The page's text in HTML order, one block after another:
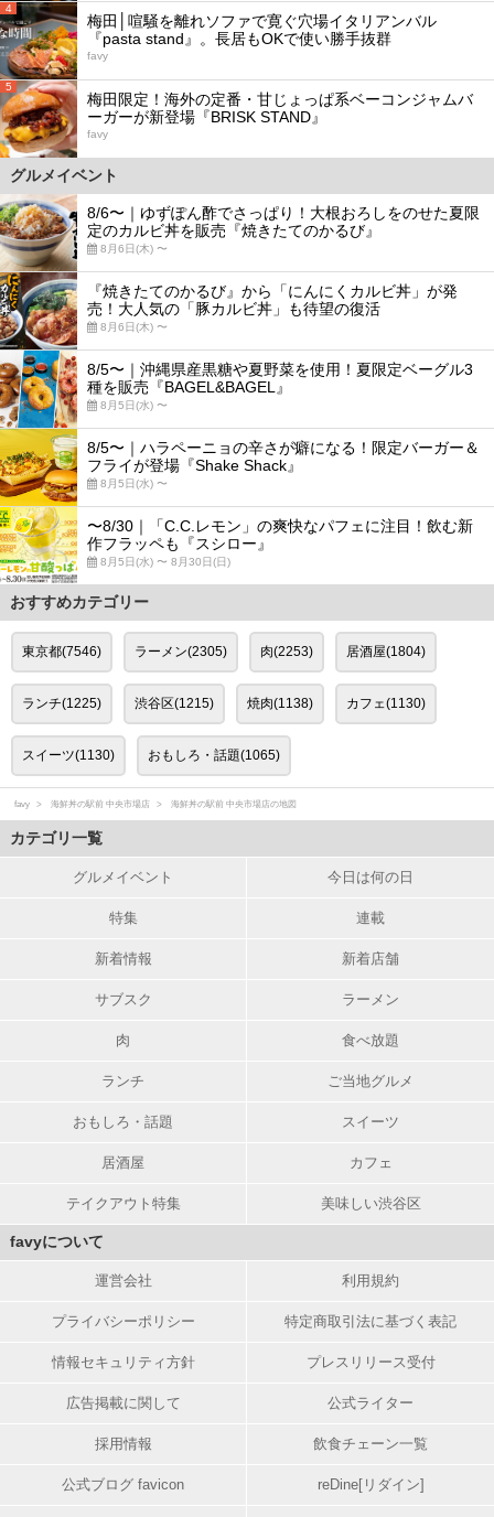
4
梅田│喧騒を離れソファで寛ぐ穴場イタリアンバル
『pasta stand』。長居もOKで使い勝手抜群
favy
5
梅田限定！海外の定番・甘じょっぱ系ベーコンジャムバ
ーガーが新登場『BRISK STAND』
favy
グルメイベント
8/6〜｜ゆずぽん酢でさっぱり！大根おろしをのせた夏限
定のカルビ丼を販売『焼きたてのかるび』
8月6日(木) 〜
『焼きたてのかるび』から「にんにくカルビ丼」が発
売！大人気の「豚カルビ丼」も待望の復活
8月6日(木) 〜
8/5〜｜沖縄県産黒糖や夏野菜を使用！夏限定ベーグル3
種を販売『BAGEL&BAGEL』
8月5日(水) 〜
8/5〜｜ハラペーニョの辛さが癖になる！限定バーガー＆
フライが登場『Shake Shack』
8月5日(水) 〜
〜8/30｜「C.C.レモン」の爽快なパフェに注目！飲む新
作フラッペも『スシロー』
8月5日(水) 〜 8月30日(日)
おすすめカテゴリー
東京都(7546) ラーメン(2305) 肉(2253) 居酒屋(1804)
ランチ(1225) 渋谷区(1215) 焼肉(1138) カフェ(1130)
スイーツ(1130) おもしろ・話題(1065)
favy 海鮮丼の駅前 中央市場店 海鮮丼の駅前 中央市場店の地図
カテゴリ一覧
グルメイベント 今日は何の日
特集 連載
新着情報 新着店舗
サブスク ラーメン
肉 食べ放題
ランチ ご当地グルメ
おもしろ・話題 スイーツ
居酒屋 カフェ
テイクアウト特集 美味しい渋谷区
favyについて
運営会社 利用規約
プライバシーポリシー 特定商取引法に基づく表記
情報セキュリティ方針 プレスリリース受付
広告掲載に関して 公式ライター
採用情報 飲食チェーン一覧
公式ブログ favicon reDine[リダイン]